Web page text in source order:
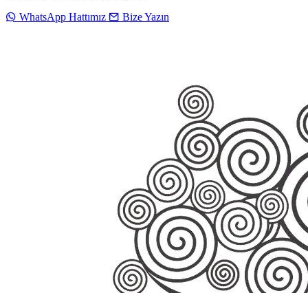
WhatsApp Hattımız
Bize Yazın